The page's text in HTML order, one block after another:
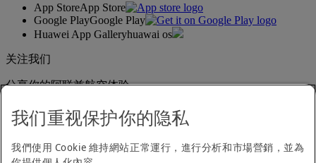
App StoreApp Store
Google PlayGoogle Play
Huawei App Galleryhuawai os
关注我们
分享你的阿联酋航空体验。
联系我们
我们重视保护你的隐私
我們使用 Cookie 維持網站正常運行，進行分析和市場營銷，並為